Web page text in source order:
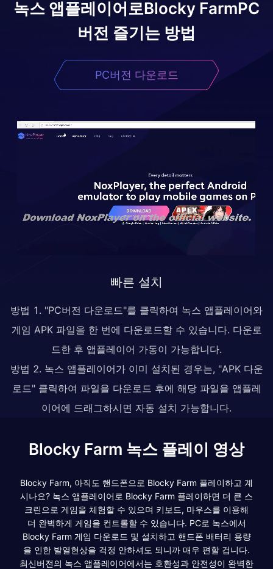
녹스 앱플레이어로Blocky FarmPC
버전 즐기는 방법
PC버전 다운로드
빠른 설치
방법 1. "PC버전 다운로드"를 클릭하여 녹스 앱플레이어와
게임 APK 파일을 한 번에 다운로드할 수 있습니다. 다운로
드한 후 앱플레이어 가동이 가능합니다.
방법 2. 녹스 앱플레이어가 이미 설치된 경우는, "APK 다운
로드" 클릭하여 파일을 다운로드 후에 해당 파일을 앱플레
이어에 드래그하시면 자동 설치 가능합니다.
Blocky Farm 녹스 플레이 영상
Blocky Farm, 아직도 핸드폰으로 Blocky Farm 플레이하고 계
시나요? 녹스 앱플레이어로 Blocky Farm 플레이하면 더 큰 스
크린으로 게임을 체험할 수 있으며 키보드, 마우스를 이용해
더 완벽하게 게임을 컨트롤할 수 있습니다. PC로 녹스에서
Blocky Farm 게임 다운로드 및 설치하고 핸드폰 배터리 용량
을 인한 발열현상을 걱정 안하셔도 되니까 매우 편할 겁니다.
최신버전의 녹스 앱플레이어에서는 호환성과 안전성이 완벽한